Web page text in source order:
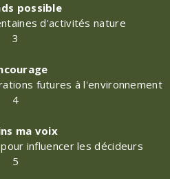
possible
d'activités nature
3
futures à l'environnement
4
ma voix
influencer les décideurs
5